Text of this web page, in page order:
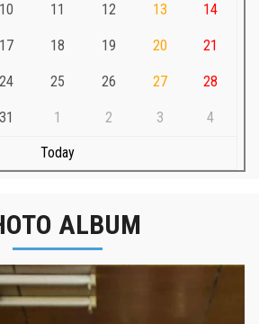
10 11 12 13 14
17 18 19 20 21
24 25 26 27 28
31 1 2 3 4
Today
ALBUM